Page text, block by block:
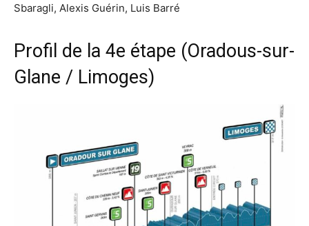
Sbaragli, Alexis Guérin, Luis Barré
Profil de la 4e étape (Oradous-sur-
Glane / Limoges)